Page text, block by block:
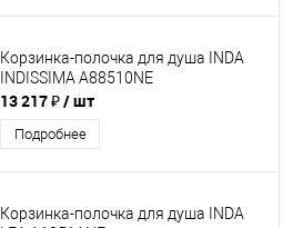
Корзинка-полочка для душа INDA
INDISSIMA A88510NE
13 217 ₽/ шт
Подробнее
Корзинка-полочка для душа INDA